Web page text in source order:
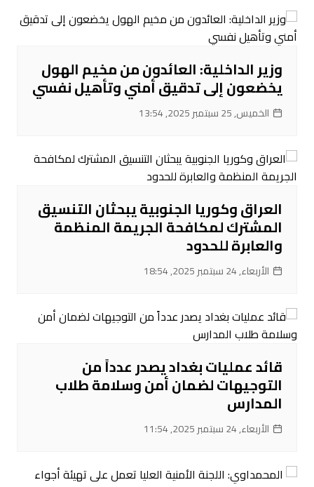
وزير الداخلية: العائدون من مخيم الهول
يخضعون إلى تدقيق أمني وتأهيل نفسي
الخميس, 25 سبتمبر 2025, 13:54
العراق وكوريا الجنوبية يبحثان التنسيق
المشترك لمكافحة الجريمة المنظمة
والعابرة للحدود
الأربعاء, 24 سبتمبر 2025, 18:54
قائد عمليات بغداد يصدر عدداً من
التوجيهات لضمان أمن وسلامة طلاب
المدارس
الأربعاء, 24 سبتمبر 2025, 11:54